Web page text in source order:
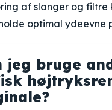
af slanger og
optimal ydeevne
jeg bruge